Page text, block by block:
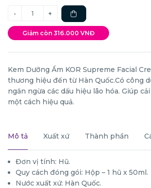
Giảm còn 316.000 VNĐ
Kem Dưỡng Ẩm KOR Supreme Facial
thương hiệu đến từ Hàn Quốc.Có công
ngăn ngừa các dấu hiệu lão hóa. Giúp
một cách hiệu quả.
Mô tả Xuất xứ Thành phần
Đơn vị tính: Hũ.
Quy cách đóng gói: Hộp – 1 hũ x 50ml.
Nước xuất xứ: Hàn Quốc.